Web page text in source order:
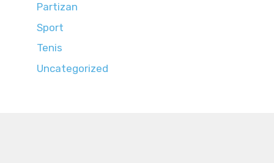
Partizan
Sport
Tenis
Uncategorized